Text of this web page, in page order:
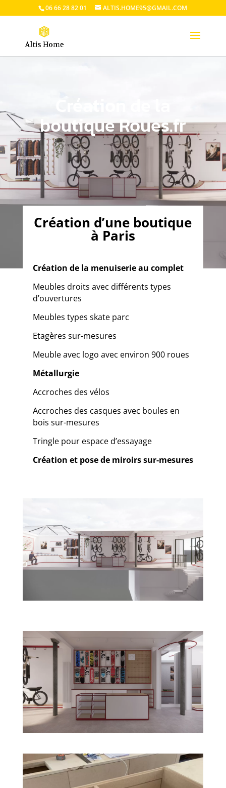
06 66 28 82 01 ALTIS.HOME95@GMAIL.COM
boutique Roues.fr
Création d’une boutique
à Paris
Création de la menuiserie au complet
Meubles droits avec différents types
d’ouvertures
Meubles types skate parc
Etagères sur-mesures
Meuble avec logo avec environ 900 roues
Métallurgie
Accroches des vélos
Accroches des casques avec boules en
bois sur-mesures
Tringle pour espace d’essayage
Création et pose de miroirs sur-mesures